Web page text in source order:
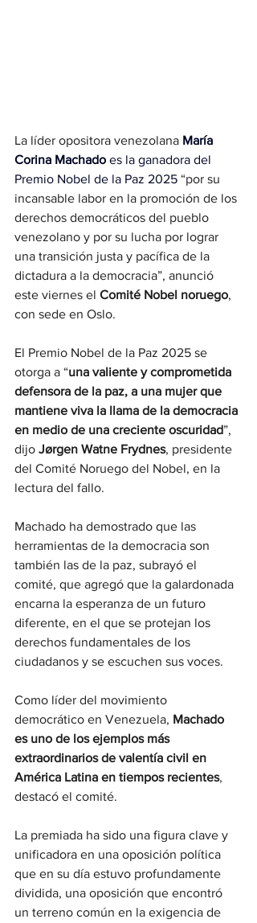
La líder opositora venezolana María
Corina Machado es la ganadora del
Premio Nobel de la Paz 2025 “por su
incansable labor en la promoción de los
derechos democráticos del pueblo
venezolano y por su lucha por lograr
una transición justa y pacífica de la
dictadura a la democracia”, anunció
este viernes el Comité Nobel noruego,
con sede en Oslo.
El Premio Nobel de la Paz 2025 se
otorga a “una valiente y comprometida
defensora de la paz, a una mujer que
mantiene viva la llama de la democracia
en medio de una creciente oscuridad”,
dijo Jørgen Watne Frydnes, presidente
del Comité Noruego del Nobel, en la
lectura del fallo.
Machado ha demostrado que las
herramientas de la democracia son
también las de la paz, subrayó el
comité, que agregó que la galardonada
encarna la esperanza de un futuro
diferente, en el que se protejan los
derechos fundamentales de los
ciudadanos y se escuchen sus voces.
Como líder del movimiento
democrático en Venezuela, Machado
es uno de los ejemplos más
extraordinarios de valentía civil en
América Latina en tiempos recientes,
destacó el comité.
La premiada ha sido una figura clave y
unificadora en una oposición política
que en su día estuvo profundamente
dividida, una oposición que encontró
un terreno común en la exigencia de